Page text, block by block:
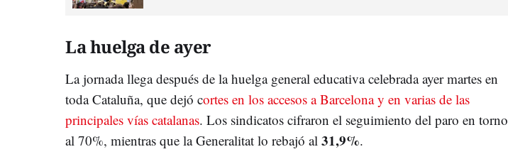
La huelga de ayer
La jornada llega después de la huelga general educativa celebrada ayer martes en
toda Cataluña, que dejó cortes en los accesos a Barcelona y en varias de las
principales vías catalanas. Los sindicatos cifraron el seguimiento del paro en torno
al 70%, mientras que la Generalitat lo rebajó al 31,9%.